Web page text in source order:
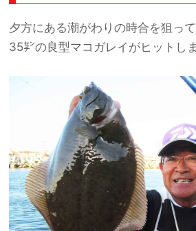
夕方にある潮がわりの時合を狙っ
35㌢の良型マコガレイがヒットし